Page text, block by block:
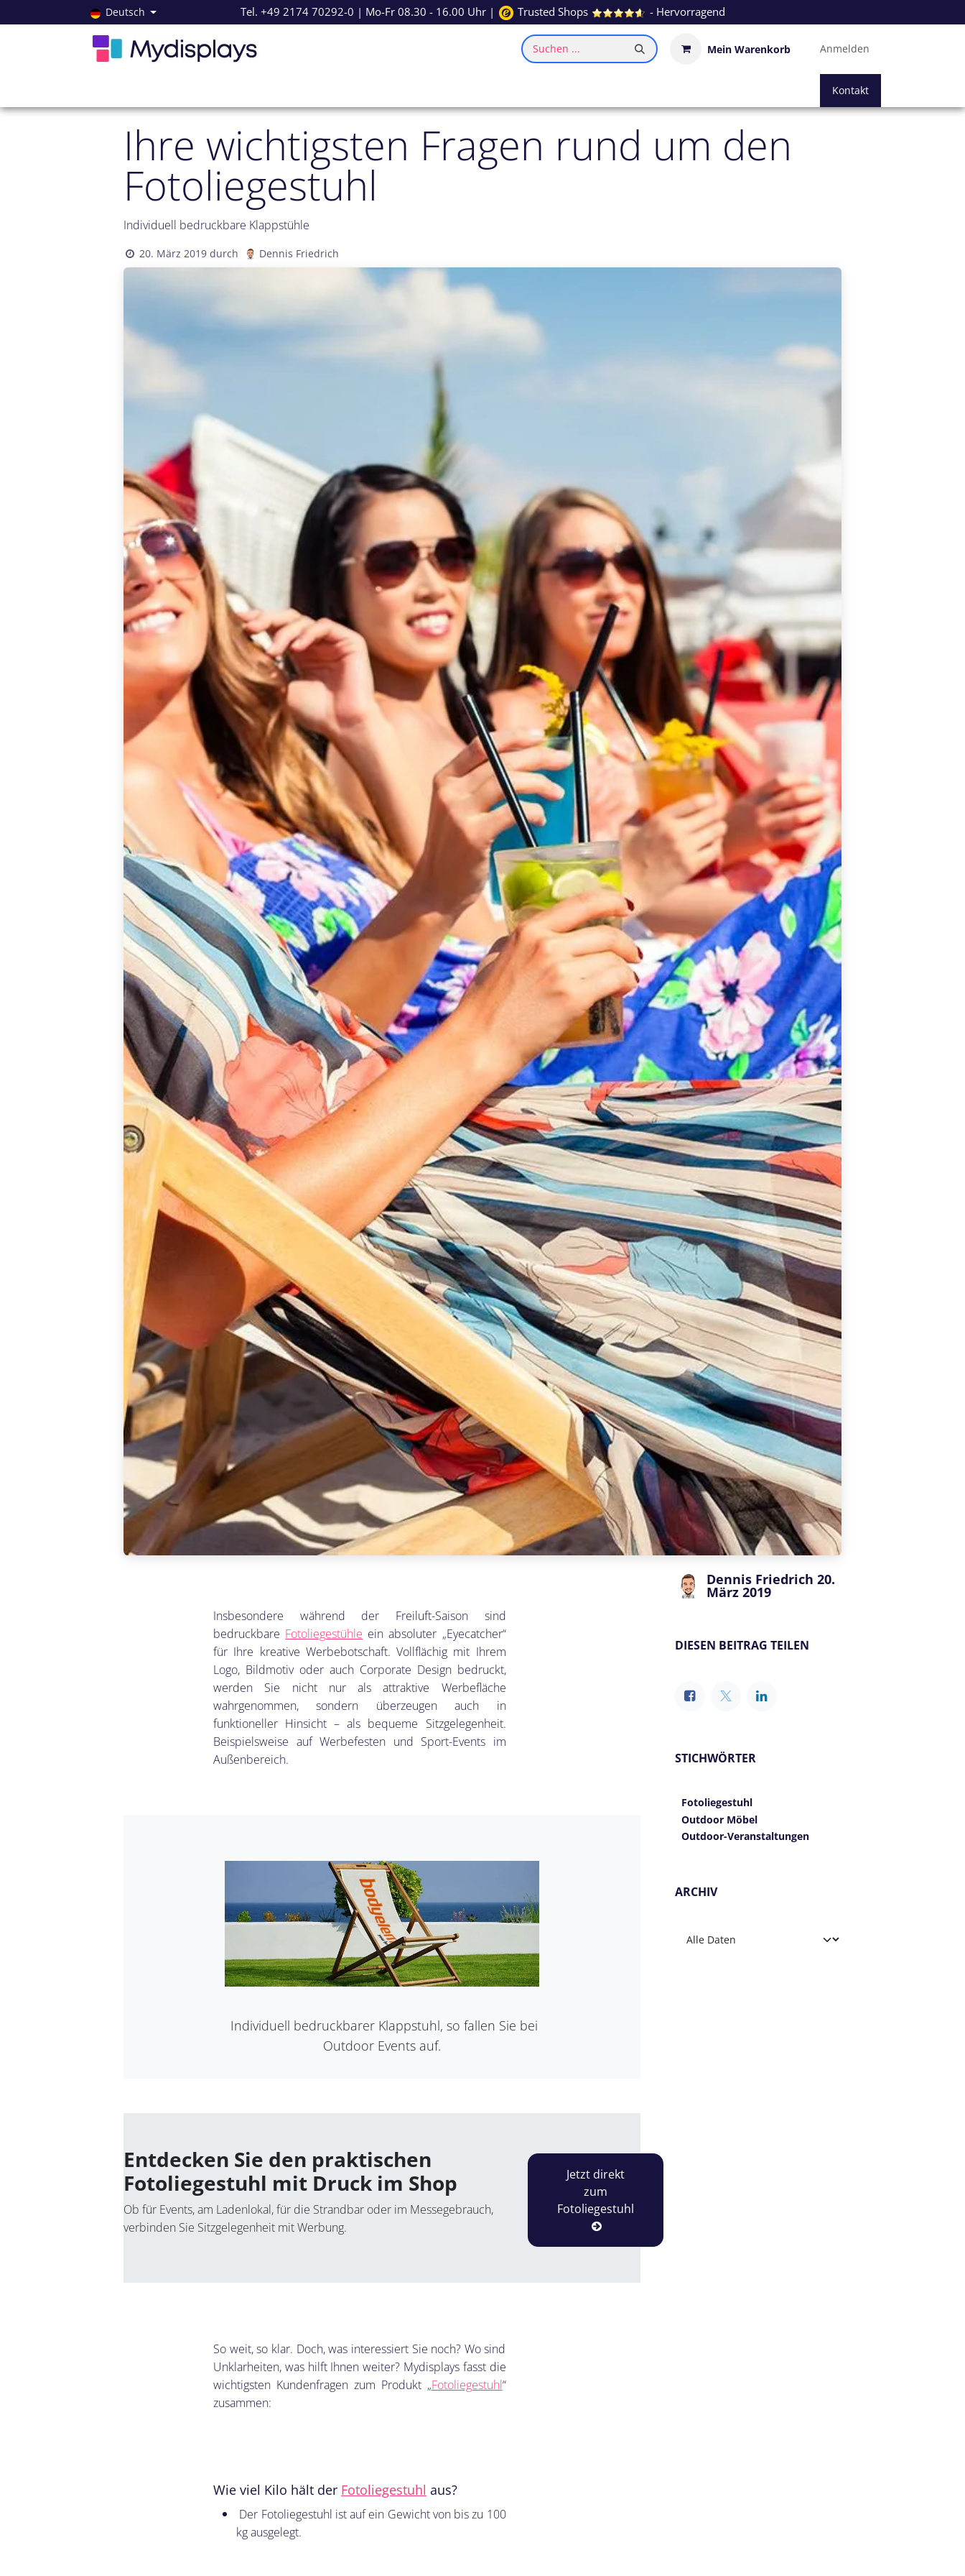
Zum Inhalt springen Deutsch Tel. +49 2174 70292-0 | Mo-Fr 08.30 - 16.00 Uhr | Trusted Shops - Hervorragend
Suchen ... Mein Warenkorb Anmelden
Kontakt
Ihre wichtigsten Fragen rund um den
Fotoliegestuhl
Individuell bedruckbare Klappstühle
20. März 2019 durch Dennis Friedrich
Insbesondere während der Freiluft-Saison sind
bedruckbare Fotoliegestühle ein absoluter „Eyecatcher“
für Ihre kreative Werbebotschaft. Vollflächig mit Ihrem
Logo, Bildmotiv oder auch Corporate Design bedruckt,
werden Sie nicht nur als attraktive Werbefläche
wahrgenommen, sondern überzeugen auch in
funktioneller Hinsicht – als bequeme Sitzgelegenheit.
Beispielsweise auf Werbefesten und Sport-Events im
Außenbereich.
Individuell bedruckbarer Klappstuhl, so fallen Sie bei
Outdoor Events auf.
Entdecken Sie den praktischen
Fotoliegestuhl mit Druck im Shop
Ob für Events, am Ladenlokal, für die Strandbar oder im Messegebrauch,
verbinden Sie Sitzgelegenheit mit Werbung.
Jetzt direkt
zum
Fotoliegestuhl
So weit, so klar. Doch, was interessiert Sie noch? Wo sind
Unklarheiten, was hilft Ihnen weiter? Mydisplays fasst die
wichtigsten Kundenfragen zum Produkt „Fotoliegestuhl“
zusammen:
Wie viel Kilo hält der Fotoliegestuhl aus?
Der Fotoliegestuhl ist auf ein Gewicht von bis zu 100
kg ausgelegt.
Dennis Friedrich 20.
März 2019
DIESEN BEITRAG TEILEN
STICHWÖRTER
Fotoliegestuhl
Outdoor Möbel
Outdoor-Veranstaltungen
ARCHIV